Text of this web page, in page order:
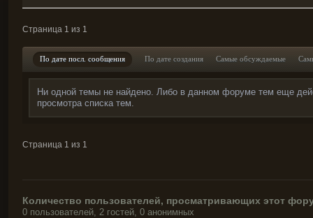
Страница 1 из 1
По дате посл. сообщения По дате создания Самые обсуждаемые
Ни одной темы не найдено. Либо в данном форуме тем еще
просмотра списка тем.
Страница 1 из 1
Количество пользователей, просматривающих этот
0 пользователей, 2 гостей, 0 анонимных